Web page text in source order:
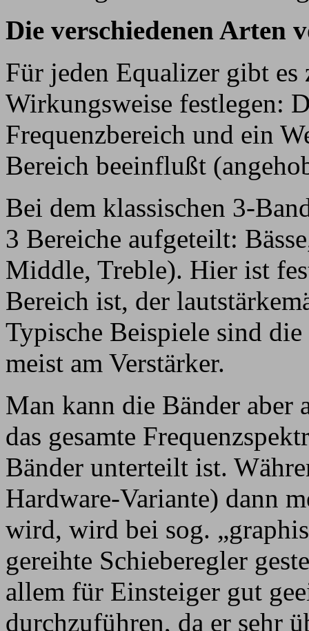
Die verschiedenen Arten
Für jeden Equalizer gibt es
Wirkungsweise festlegen:
Frequenzbereich und ein
Bereich beeinflußt
Bei dem klassischen 3-
3 Bereiche aufgeteilt:
Middle, Treble). Hier ist
Bereich ist, der
Typische Beispiele sind
meist am Verstärker.
Man kann die Bänder aber
das gesamte
Bänder unterteilt ist.
Hardware-Variante) dann
wird, wird bei sog.
gereihte Schieberegler
allem für Einsteiger gut
durchzuführen, da er sehr